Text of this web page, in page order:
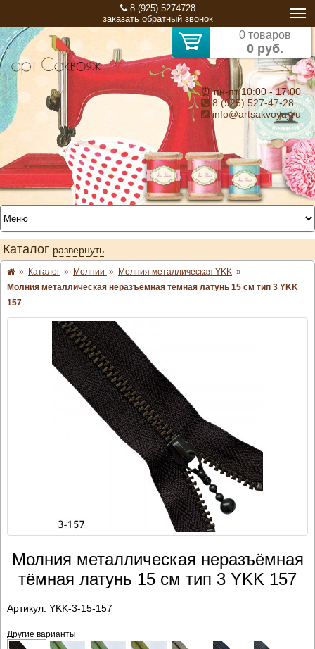
8 (925) 5274728
заказать обратный звонок
0 товаров
0 руб.
⏰ пн-пт 10:00 - 17:00
8 (925) 527-47-28
info@artsakvoyaj.ru
Каталог развернуть
» Каталог » Молнии » Молния металлическая YKK »
Молния металлическая неразъёмная тёмная латунь 15 см тип 3 YKK
157
Молния металлическая неразъёмная
тёмная латунь 15 см тип 3 YKK 157
Артикул: YKK-3-15-157
Другие варианты